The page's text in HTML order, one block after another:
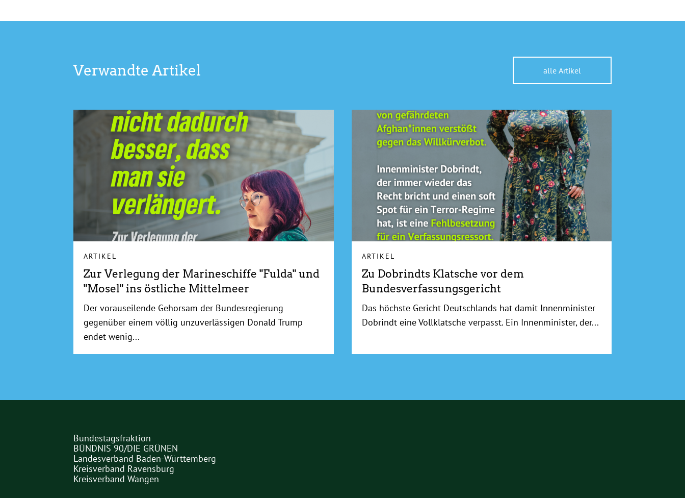
Verwandte Artikel
ARTIKEL
Zur Verlegung der Marineschiffe "Fulda" und
"Mosel" ins östliche Mittelmeer
Der vorauseilende Gehorsam der Bundesregierung
gegenüber einem völlig unzuverlässigen Donald Trump
endet wenig...
ARTIKEL
Zu Dobrindts Klatsche vor dem
Bundesverfassungsgericht
Das höchste Gericht Deutschlands hat damit Innenminister
Dobrindt eine Vollklatsche verpasst. Ein Innenminister, der...
alle Artikel
Partner
Links
Bundestagsfraktion
BÜNDNIS 90/DIE GRÜNEN
Landesverband Baden-Württemberg
Kreisverband Ravensburg
Kreisverband Wangen